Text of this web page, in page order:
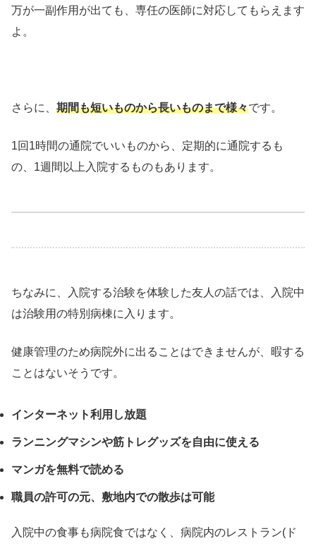
万が一副作用が出ても、専任の医師に対応してもらえます
よ。
さらに、 期間も短いものから長いものまで様々です。
1回1時間の通院でいいものから、定期的に通院するも
の、1週間以上入院するものもあります。
ちなみに、入院する治験を体験した友人の話では、入院中
は治験用の特別病棟に入ります。
健康管理のため病院外に出ることはできませんが、暇する
ことはないそうです。
インターネット利用し放題
ランニングマシンや筋トレグッズを自由に使える
マンガを無料で読める
職員の許可の元、敷地内での散歩は可能
入院中の食事も病院食ではなく、病院内のレストラン(ド